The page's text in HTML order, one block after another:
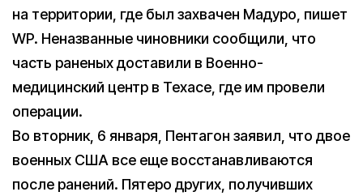
на территории, где был захвачен Мадуро, пишет
WP. Неназванные чиновники сообщили, что
часть раненых доставили в Военно-
медицинский центр в Техасе, где им провели
операции.
Во вторник, 6 января, Пентагон заявил, что двое
военных США все еще восстанавливаются
после ранений. Пятеро других, получивших